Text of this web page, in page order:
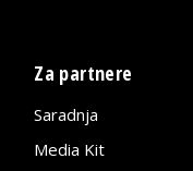
Za partnere
Saradnja
Media Kit